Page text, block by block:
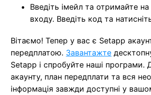
Введіть імейл та отримайте
входу. Введіть код та
Вітаємо! Тепер у вас є Setapp
передплатою. Завантажте
Setapp і спробуйте наші програми.
акаунту, план передплати та вся
інформація завжди доступні у